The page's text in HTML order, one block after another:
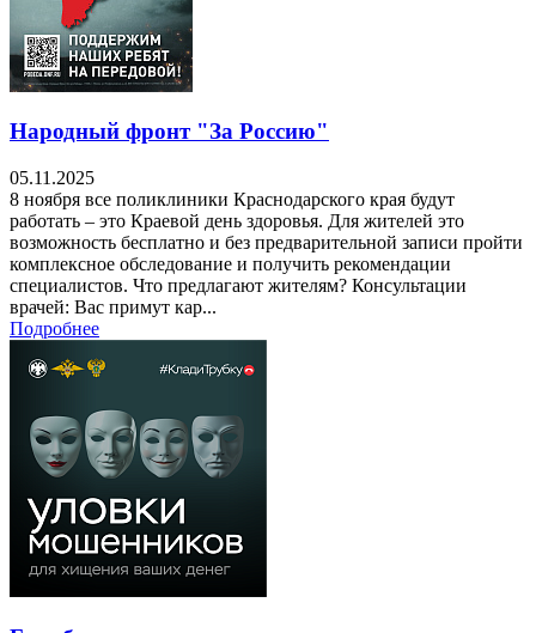
Народный фронт "За Россию"
05.11.2025
8 ноября все поликлиники Краснодарского края будут
работать – это Краевой день здоровья. Для жителей это
возможность бесплатно и без предварительной записи пройти
комплексное обследование и получить рекомендации
специалистов. Что предлагают жителям? Консультации
врачей: Вас примут кар...
Подробнее